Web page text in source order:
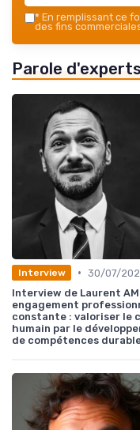
* En remplissant ce
des fins
Parole d'experts
Interview • 30/07/
Interview de Laurent
engagement
constante : valoriser le
humain par le
de compétences